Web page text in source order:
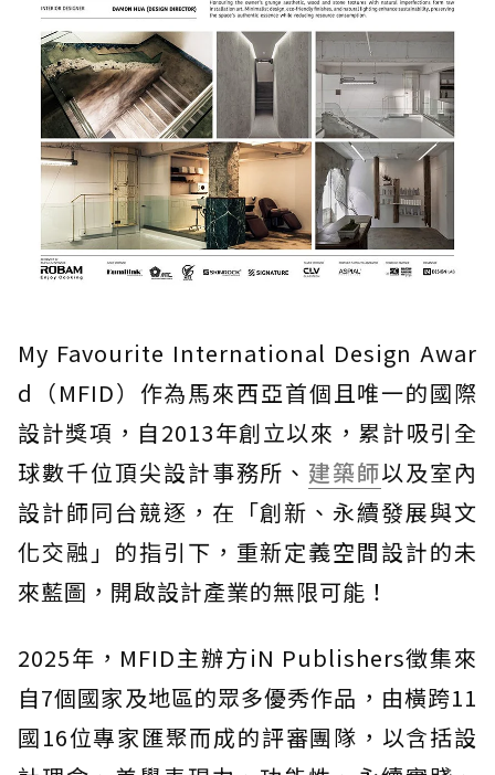
My Favourite International Design Awar
d（MFID）作為馬來西亞首個且唯一的國際
設計獎項，自2013年創立以來，累計吸引全
球數千位頂尖設計事務所、 建築師以及室內
設計師同台競逐，在「創新、永續發展與文
化交融」的指引下，重新定義空間設計的未
來藍圖，開啟設計產業的無限可能！
2025年，MFID主辦方iN Publishers徵集來
自7個國家及地區的眾多優秀作品，由橫跨11
國16位專家匯聚而成的評審團隊，以含括設